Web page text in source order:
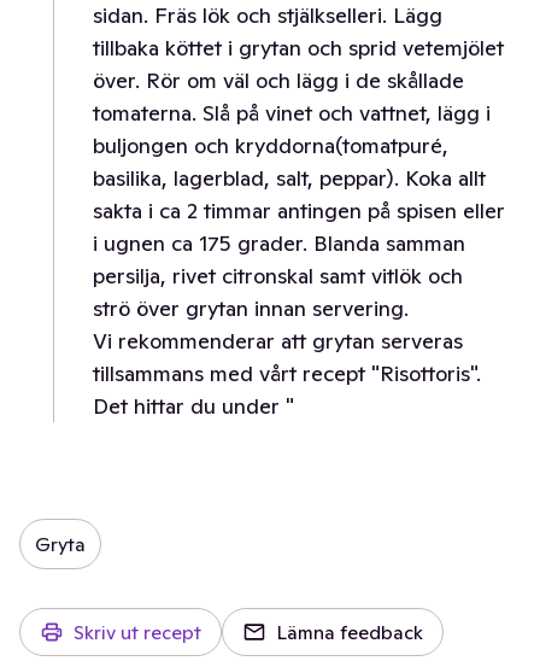
sidan. Fräs lök och stjälkselleri. Lägg
tillbaka köttet i grytan och sprid vetemjölet
över. Rör om väl och lägg i de skållade
tomaterna. Slå på vinet och vattnet, lägg i
buljongen och kryddorna(tomatpuré,
basilika, lagerblad, salt, peppar). Koka allt
sakta i ca 2 timmar antingen på spisen eller
i ugnen ca 175 grader. Blanda samman
persilja, rivet citronskal samt vitlök och
strö över grytan innan servering.
Vi rekommenderar att grytan serveras
tillsammans med vårt recept "Risottoris".
Det hittar du under "
Gryta
Skriv ut recept Lämna feedback